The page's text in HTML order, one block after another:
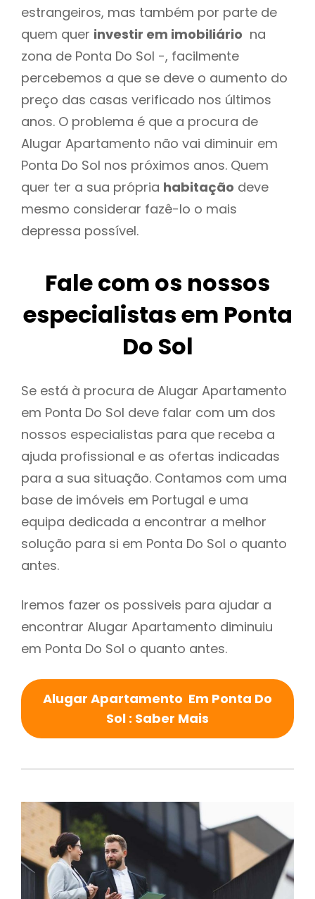
estrangeiros, mas também por parte de
quem quer investir em imobiliário na
zona de Ponta Do Sol -, facilmente
percebemos a que se deve o aumento do
preço das casas verificado nos últimos
anos. O problema é que a procura de
Alugar Apartamento não vai diminuir em
Ponta Do Sol nos próximos anos. Quem
quer ter a sua própria habitação deve
mesmo considerar fazê-lo o mais
depressa possível.
Fale com os nossos
especialistas em Ponta
Do Sol
Se está à procura de Alugar Apartamento
em Ponta Do Sol deve falar com um dos
nossos especialistas para que receba a
ajuda profissional e as ofertas indicadas
para a sua situação. Contamos com uma
base de imóveis em Portugal e uma
equipa dedicada a encontrar a melhor
solução para si em Ponta Do Sol o quanto
antes.
Iremos fazer os possiveis para ajudar a
encontrar Alugar Apartamento diminuiu
em Ponta Do Sol o quanto antes.
Alugar Apartamento Em Ponta Do
Sol : Saber Mais